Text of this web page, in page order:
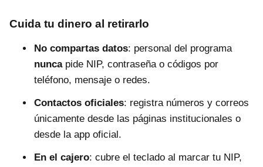
Cuida tu dinero al retirarlo
No compartas datos: personal del programa
nuncapide NIP, contraseña o códigos por
teléfono, mensaje o redes.
Contactos oficiales: registra números y correos
únicamente desde las páginas institucionales o
desde la app oficial.
En el cajero: cubre el teclado al marcar tu NIP,